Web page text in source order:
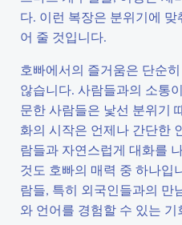
다. 이런 복장은 분위기에
어 줄 것입니다.
호빠에서의 즐거움은 단순
않습니다. 사람들과의 소통
문한 사람들은 낯선 분위기
화의 시작은 언제나 간단한
람들과 자연스럽게 대화를
것도 호빠의 매력 중 하나입
람들, 특히 외국인들과의 만
와 언어를 경험할 수 있는 기